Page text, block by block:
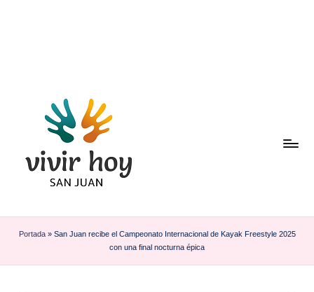
Saltar
contenido
Portada» San Juan recibe el Campeonato Internacional de Kayak Freestyle 2025
con una final nocturna épica